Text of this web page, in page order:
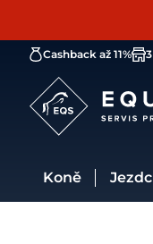
Cashback až 11%
Koně